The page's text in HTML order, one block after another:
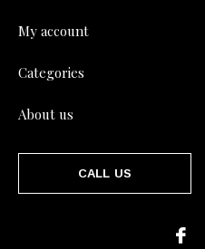
My account
Categories
About us
CALL US